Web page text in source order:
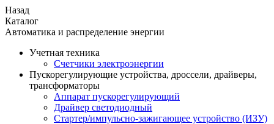
Назад
Каталог
Автоматика и распределение энергии
Учетная техника
Счетчики электроэнергии
Пускорегулирующие устройства, дроссели, драйверы,
трансформаторы
Аппарат пускорегулирующий
Драйвер светодиодный
Стартер/импульсно-зажигающее устройство (ИЗУ)